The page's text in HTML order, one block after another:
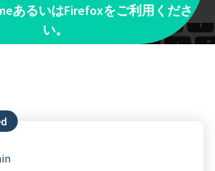
あるいはFirefoxをご利用くださ
い。